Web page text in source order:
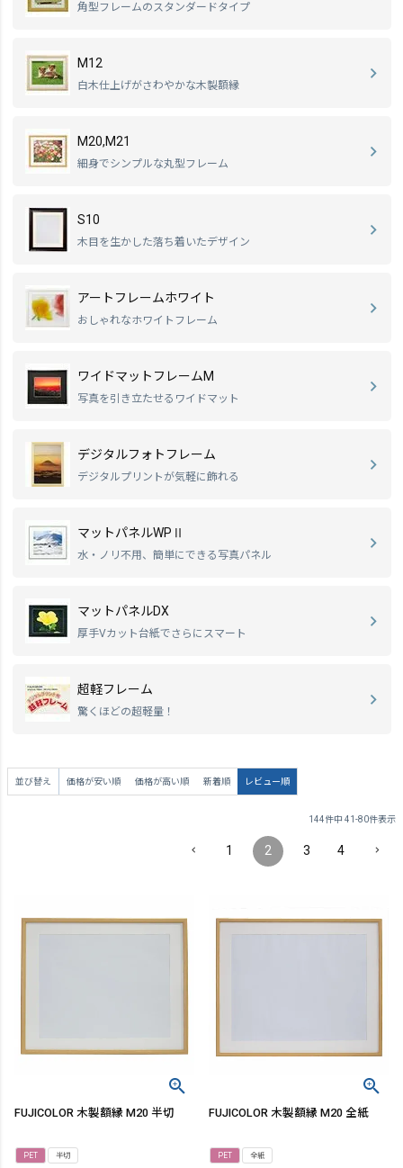
角型フレームのスタンダードタイプ
M12
白木仕上げがさわやかな木製額縁
M20,M21
細身でシンプルな丸型フレーム
S10
木目を生かした落ち着いたデザイン
アートフレームホワイト
おしゃれなホワイトフレーム
ワイドマットフレームM
写真を引き立たせるワイドマット
デジタルフォトフレーム
デジタルプリントが気軽に飾れる
マットパネルWPⅡ
水・ノリ不用、簡単にできる写真パネル
マットパネルDX
厚手Vカット台紙でさらにスマート
超軽フレーム
驚くほどの超軽量！
並び替え 価格が安い順 価格が高い順 新着順 レビュー順
144件中 41 -80件表示
1 2 3 4
FUJICOLOR 木製額縁 M20 半切
PET 半切
FUJICOLOR 木製額縁 M20 全紙
PET 全紙